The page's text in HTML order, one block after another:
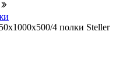
4 полки Steller